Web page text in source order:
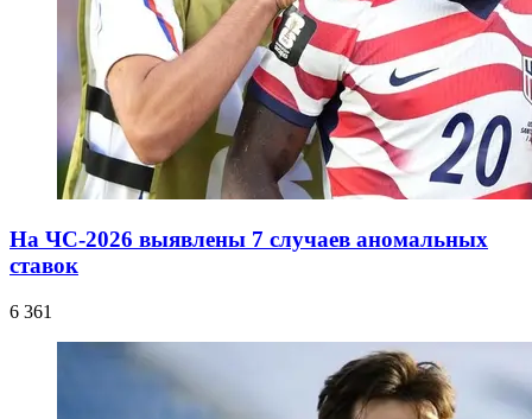
На ЧС-2026 выявлены 7 случаев аномальных
ставок
6 361